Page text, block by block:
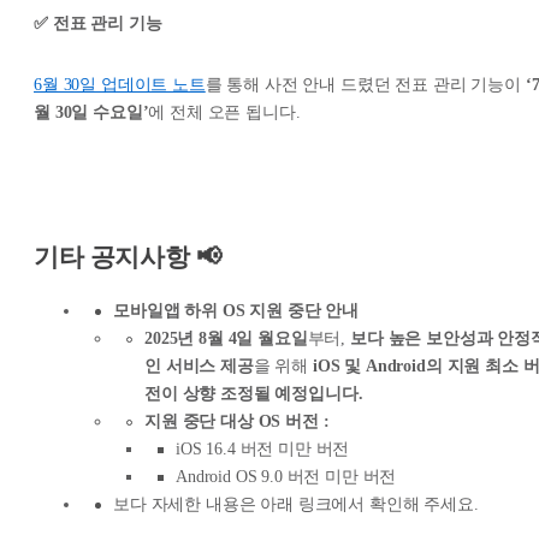
✅ 전표 관리 기능
6월 30일 업데이트 노트 를 통해 사전 안내 드렸던 전표 관리 기능이
‘7
월 30일 수요일’에 전체 오픈 됩니다.
기타 공지사항 📢
모바일앱 하위 OS 지원 중단 안내
2025년 8월 4일 월요일 부터, 보다 높은 보안성과 안정
인 서비스 제공을 위해 iOS 및 Android의 지원 최소 버
전이 상향 조정될 예정입니다.
지원 중단 대상 OS 버전 :
iOS 16.4 버전 미만 버전
Android OS 9.0 버전 미만 버전
보다 자세한 내용은 아래 링크에서 확인해 주세요.